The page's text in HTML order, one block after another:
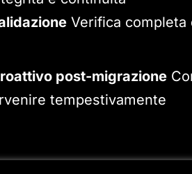
Verifica completa
post-migrazione
tempestivamente